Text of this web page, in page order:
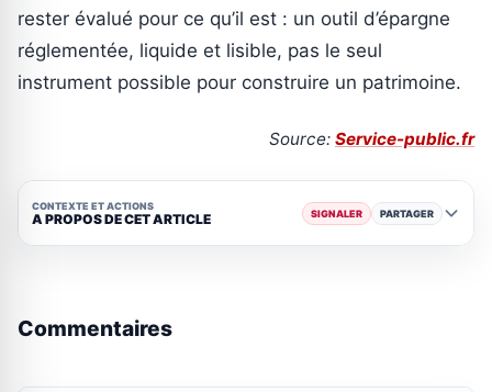
rester évalué pour ce qu’il est : un outil d’épargne
réglementée, liquide et lisible, pas le seul
instrument possible pour construire un patrimoine.
Source: Service-public.fr
CONTEXTE ET ACTIONS
A PROPOS DE CET ARTICLE SIGNALER PARTAGER
Commentaires